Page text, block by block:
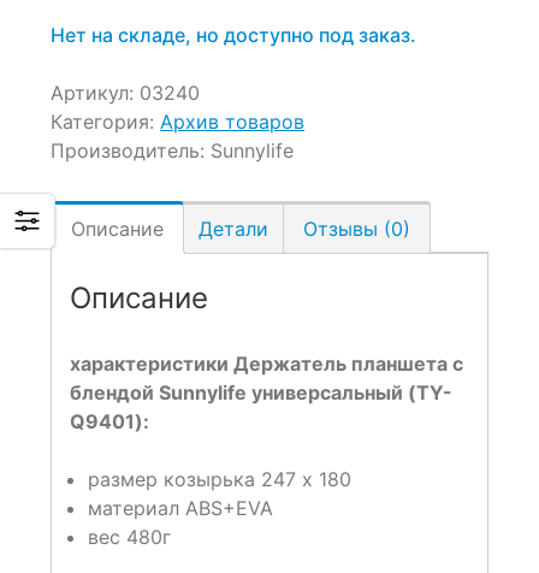
Нет на складе, но доступно под заказ.
Артикул: 03240
Категория: Архив товаров
Производитель: Sunnylife
Описание Детали Отзывы (0)
Описание
характеристики Держатель планшета с
блендой Sunnylife универсальный (TY-
Q9401):
размер козырька 247 х 180
материал ABS+EVA
вес 480г